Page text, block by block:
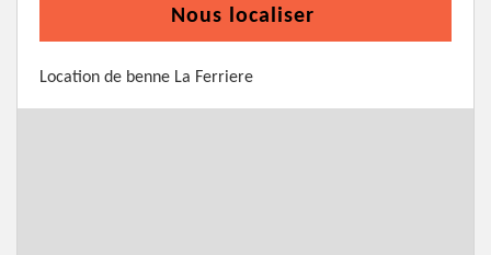
Nous localiser
Location de benne La Ferriere